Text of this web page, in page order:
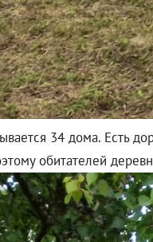
34 дома. Есть
обитателей